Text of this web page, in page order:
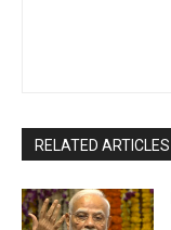
RELATED ARTICLES